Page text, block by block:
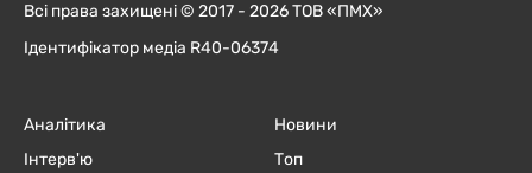
Всі права захищені © 2017 - 2026 ТОВ «ПМХ»
Ідентифікатор медіа R40-06374
Аналітика
Інтерв'ю
Новини
Топ